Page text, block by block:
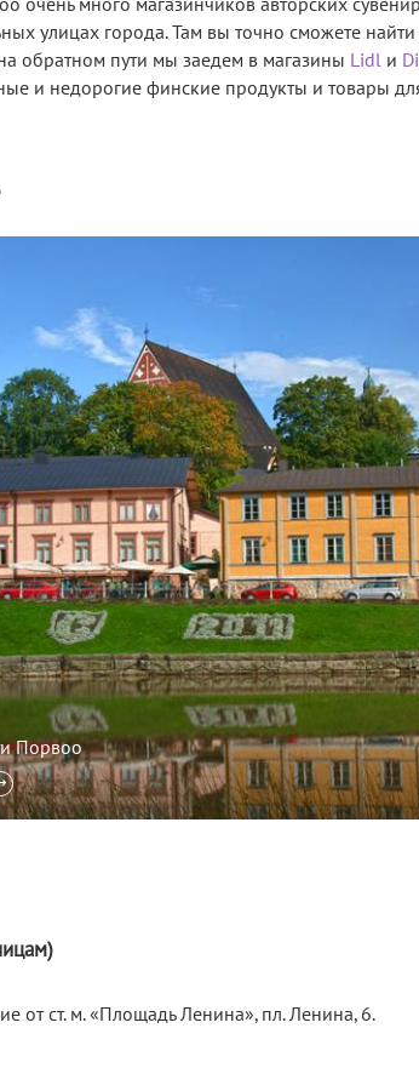
очень много магазинчиков авторских
улицах города. Там вы точно сможете
обратном пути мы заедем в магазины Lidl и
и недорогие финские продукты и товары
Порвоо
от ст. м. «Площадь Ленина», пл. Ленина, 6.